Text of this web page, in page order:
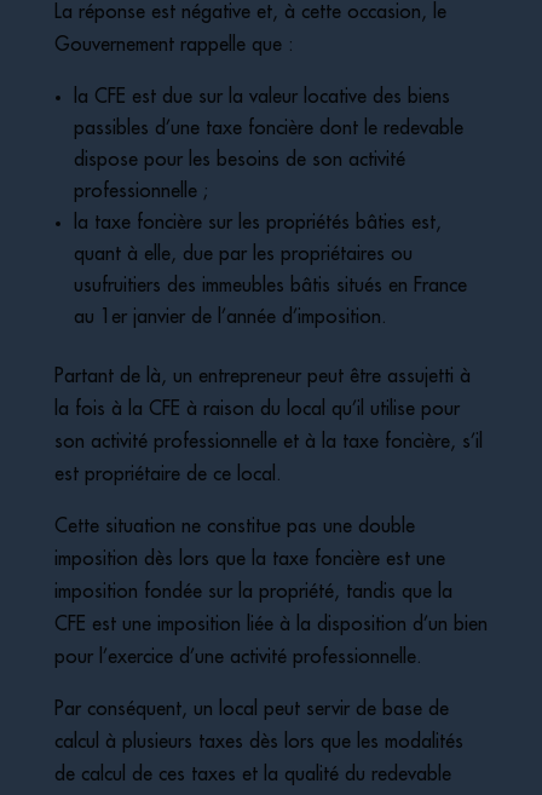
La réponse est négative et, à cette occasion, le
Gouvernement rappelle que :
la CFE est due sur la valeur locative des biens
passibles d’une taxe foncière dont le redevable
dispose pour les besoins de son activité
professionnelle ;
la taxe foncière sur les propriétés bâties est,
quant à elle, due par les propriétaires ou
usufruitiers des immeubles bâtis situés en France
au 1er janvier de l’année d’imposition.
Partant de là, un entrepreneur peut être assujetti à
la fois à la CFE à raison du local qu’il utilise pour
son activité professionnelle et à la taxe foncière, s’il
est propriétaire de ce local.
Cette situation ne constitue pas une double
imposition dès lors que la taxe foncière est une
imposition fondée sur la propriété, tandis que la
CFE est une imposition liée à la disposition d’un bien
pour l’exercice d’une activité professionnelle.
Par conséquent, un local peut servir de base de
calcul à plusieurs taxes dès lors que les modalités
de calcul de ces taxes et la qualité du redevable